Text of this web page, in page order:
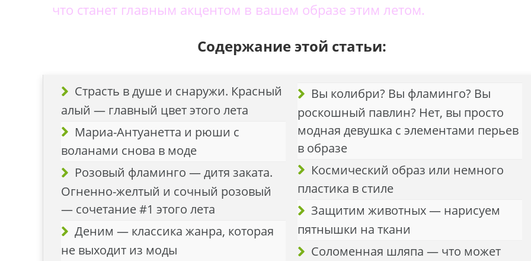
что станет главным акцентом в вашем образе этим летом.
Содержание этой статьи:
Страсть в душе и снаружи. Красный
алый — главный цвет этого лета
Мариа-Антуанетта и рюши с
воланами снова в моде
Розовый фламинго — дитя заката.
Огненно-желтый и сочный розовый
— сочетание #1 этого лета
Деним — классика жанра, которая
не выходит из моды
Вы колибри? Вы фламинго? Вы
роскошный павлин? Нет, вы просто
модная девушка с элементами перьев
в образе
Космический образ или немного
пластика в стиле
Защитим животных — нарисуем
пятнышки на ткани
Соломенная шляпа — что может